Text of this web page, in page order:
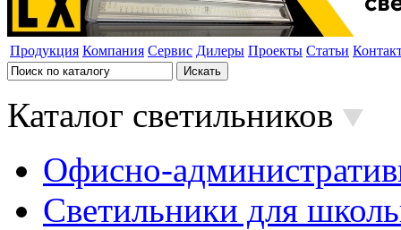
Продукция Компания Сервис Дилеры Проекты Статьи
Каталог светильников
Офисно-
Светильники для